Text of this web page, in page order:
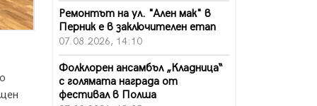
Ремонтът на ул. "Ален мак" в
Перник е в заключителен етап
07.08.2026, 14:10
Фолклорен ансамбъл „Кладница“
с голямата награда от
фестивал в Полша